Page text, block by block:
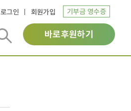
로그인 회원가입 기부금 영수증
바로후원하기